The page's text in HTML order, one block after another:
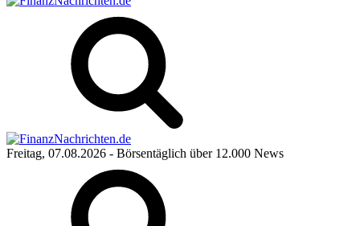
Freitag, 07.08.2026 - Börsentäglich über 12.000 News